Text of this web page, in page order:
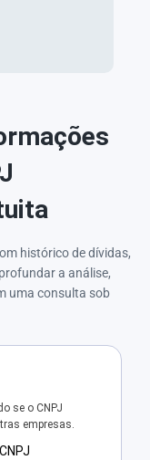
histórico de dívidas,
a análise,
uma consulta sob
se o CNPJ
empresas.